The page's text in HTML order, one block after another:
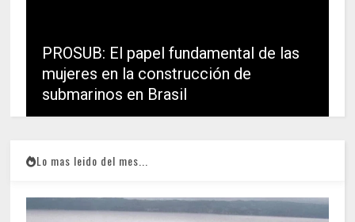
PROSUB: El papel fundamental de las
mujeres en la construcción de
submarinos en Brasil
Lo mas leido del mes...